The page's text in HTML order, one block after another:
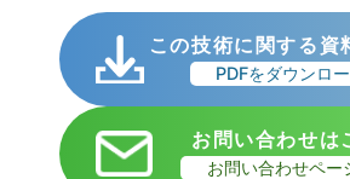
この技術に関する資
PDFをダウンロ
お問い合わせは
お問い合わせペー